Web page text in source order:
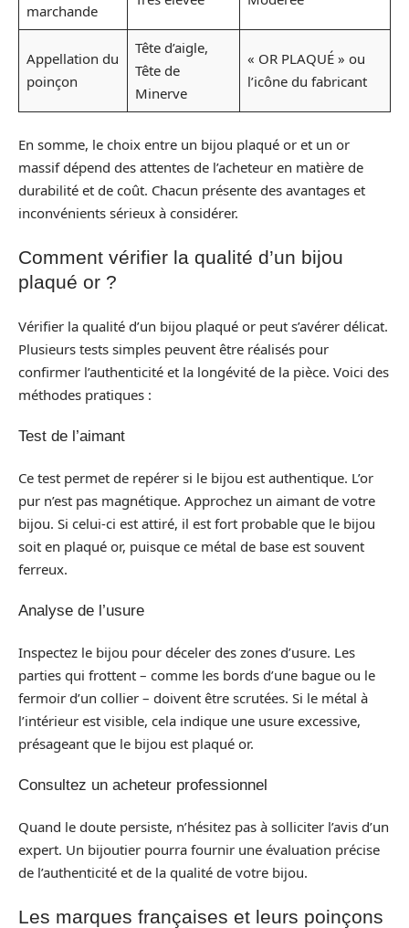
marchande
Appellation du
poinçon
Tête d’aigle,
Tête de
Minerve
« OR PLAQUÉ » ou
l’icône du fabricant
En somme, le choix entre un bijou plaqué or et un or
massif dépend des attentes de l’acheteur en matière de
durabilité et de coût. Chacun présente des avantages et
inconvénients sérieux à considérer.
Comment vérifier la qualité d’un bijou
plaqué or ?
Vérifier la qualité d’un bijou plaqué or peut s’avérer délicat.
Plusieurs tests simples peuvent être réalisés pour
confirmer l’authenticité et la longévité de la pièce. Voici des
méthodes pratiques :
Test de l’aimant
Ce test permet de repérer si le bijou est authentique. L’or
pur n’est pas magnétique. Approchez un aimant de votre
bijou. Si celui-ci est attiré, il est fort probable que le bijou
soit en plaqué or, puisque ce métal de base est souvent
ferreux.
Analyse de l’usure
Inspectez le bijou pour déceler des zones d’usure. Les
parties qui frottent – comme les bords d’une bague ou le
fermoir d’un collier – doivent être scrutées. Si le métal à
l’intérieur est visible, cela indique une usure excessive,
présageant que le bijou est plaqué or.
Consultez un acheteur professionnel
Quand le doute persiste, n’hésitez pas à solliciter l’avis d’un
expert. Un bijoutier pourra fournir une évaluation précise
de l’authenticité et de la qualité de votre bijou.
Les marques françaises et leurs poinçons